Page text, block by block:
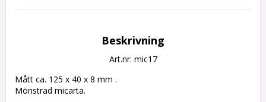
Beskrivning
Art.nr: mic17
Mått ca. 125 x 40 x 8 mm .
Mönstrad micarta.